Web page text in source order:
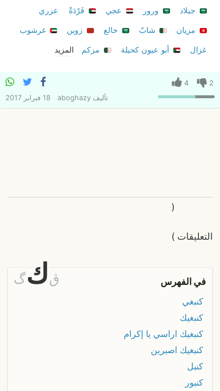
جيلاد
ورور عجي فَرْدَةْ
عزري
مزيان
شابّ خالع زوين
غرشوب
غزال
أبو عيون كحيلة مزكم المزيد
2
4
تأليفaboghazy 18 فبراير 2017
التعليقات
(
)
في الفهرس ڨك گ
كنبغي
كنبغيك
كنبغيك اراسي يا إكرام
كنبغيك اصبرين
كنبل
كنبور